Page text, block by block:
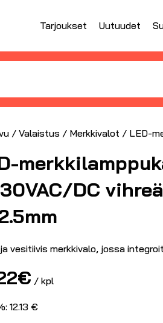
Tarjoukset Uutuudet
/ Valaistus / Merkkivalot / LED-
DC vihreä
vesitiivis merkkivalo, jossa
€ / kpl
12.13 €